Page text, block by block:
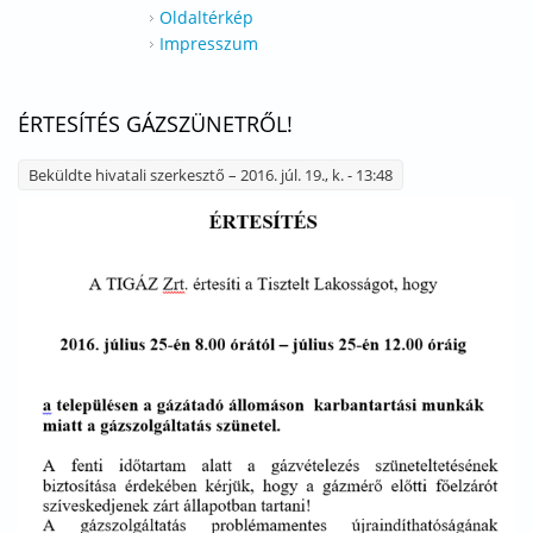
Oldaltérkép
Impresszum
ÉRTESÍTÉS GÁZSZÜNETRŐL!
Beküldte hivatali szerkesztő – 2016. júl. 19., k. - 13:48